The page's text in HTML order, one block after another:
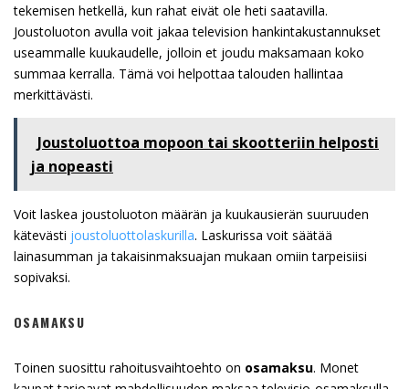
tekemisen hetkellä, kun rahat eivät ole heti saatavilla.
Joustoluoton avulla voit jakaa television hankintakustannukset
useammalle kuukaudelle, jolloin et joudu maksamaan koko
summaa kerralla. Tämä voi helpottaa talouden hallintaa
merkittävästi.
Joustoluottoa mopoon tai skootteriin helposti
ja nopeasti
Voit laskea joustoluoton määrän ja kuukausierän suuruuden
kätevästi joustoluottolaskurilla. Laskurissa voit säätää
lainasumman ja takaisinmaksuajan mukaan omiin tarpeisiisi
sopivaksi.
OSAMAKSU
Toinen suosittu rahoitusvaihtoehto on osamaksu. Monet